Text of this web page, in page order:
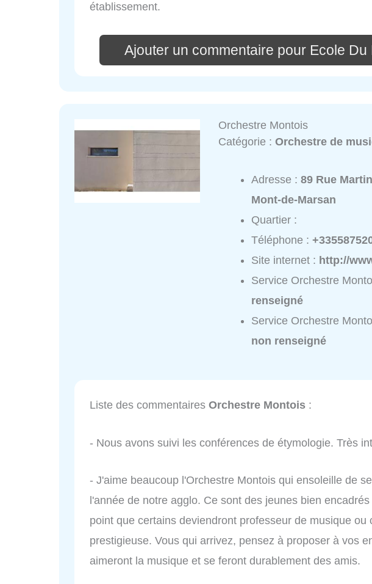
établissement.
Ajouter un commentaire pour Ecole Du
Orchestre Montois
Catégorie :Orchestre de
Adresse :89 Rue
Mont-de-Marsan
Quartier :
Téléphone :
Site internet : http://
Service Orchestre
renseigné
Service Orchestre
non renseigné
Liste des commentaires Orchestre Montois :
- Nous avons suivi les conférences de étymologie. Très
- J'aime beaucoup l'Orchestre Montois qui ensoleille de
l'année de notre agglo. Ce sont des jeunes bien
point que certains deviendront professeur de musique ou
prestigieuse. Vous qui arrivez, pensez à proposer à vos
aimeront la musique et se feront durablement des amis.